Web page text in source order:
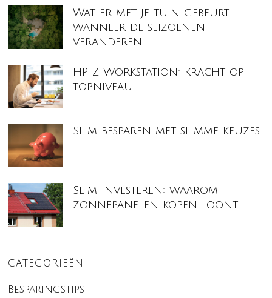
Wat er met je tuin gebeurt
wanneer de seizoenen
veranderen
HP Z Workstation: kracht op
topniveau
Slim besparen met slimme keuzes
Slim investeren: waarom
zonnepanelen kopen loont
CATEGORIEËN
Besparingstips